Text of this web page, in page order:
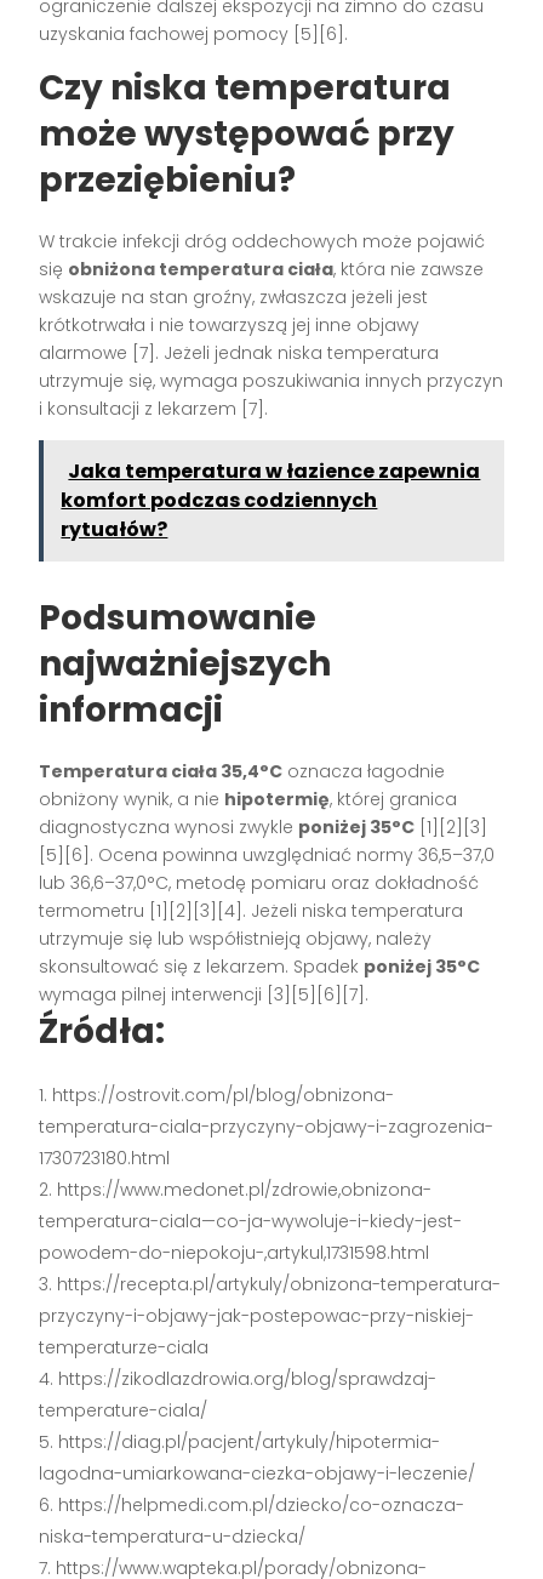
ograniczenie dalszej ekspozycji na zimno do czasu
uzyskania fachowej pomocy [5][6].
Czy niska temperatura
może występować przy
przeziębieniu?
W trakcie infekcji dróg oddechowych może pojawić
się obniżona temperatura ciała, która nie zawsze
wskazuje na stan groźny, zwłaszcza jeżeli jest
krótkotrwała i nie towarzyszą jej inne objawy
alarmowe [7]. Jeżeli jednak niska temperatura
utrzymuje się, wymaga poszukiwania innych przyczyn
i konsultacji z lekarzem [7].
Jaka temperatura w łazience zapewnia
komfort podczas codziennych
rytuałów?
Podsumowanie
najważniejszych
informacji
Temperatura ciała 35,4°C oznacza łagodnie
obniżony wynik, a nie hipotermię, której granica
diagnostyczna wynosi zwykle poniżej 35°C [1][2][3]
[5][6]. Ocena powinna uwzględniać normy 36,5–37,0
lub 36,6–37,0°C, metodę pomiaru oraz dokładność
termometru [1][2][3][4]. Jeżeli niska temperatura
utrzymuje się lub współistnieją objawy, należy
skonsultować się z lekarzem. Spadek poniżej 35°C
wymaga pilnej interwencji [3][5][6][7].
Źródła:
https://ostrovit.com/pl/blog/obnizona-
temperatura-ciala-przyczyny-objawy-i-zagrozenia-
1730723180.html
https://www.medonet.pl/zdrowie,obnizona-
temperatura-ciala—co-ja-wywoluje-i-kiedy-jest-
powodem-do-niepokoju-,artykul,1731598.html
https://recepta.pl/artykuly/obnizona-temperatura-
przyczyny-i-objawy-jak-postepowac-przy-niskiej-
temperaturze-ciala
https://zikodlazdrowia.org/blog/sprawdzaj-
temperature-ciala/
https://diag.pl/pacjent/artykuly/hipotermia-
lagodna-umiarkowana-ciezka-objawy-i-leczenie/
https://helpmedi.com.pl/dziecko/co-oznacza-
niska-temperatura-u-dziecka/
https://www.wapteka.pl/porady/obnizona-